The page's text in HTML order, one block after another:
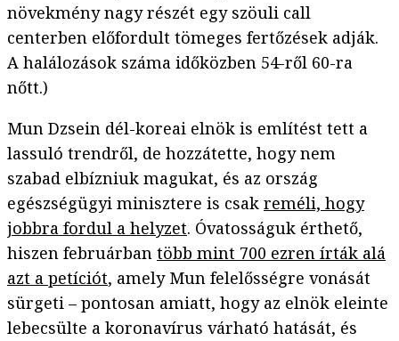
növekmény nagy részét egy szöuli call
centerben előfordult tömeges fertőzések adják.
A halálozások száma időközben 54-ről 60-ra
nőtt.)
Mun Dzsein dél-koreai elnök is említést tett a
lassuló trendről, de hozzátette, hogy nem
szabad elbízniuk magukat, és az ország
egészségügyi minisztere is csak reméli, hogy
jobbra fordul a helyzet. Óvatosságuk érthető,
hiszen februárban több mint 700 ezren írták alá
azt a petíciót, amely Mun felelősségre vonását
sürgeti – pontosan amiatt, hogy az elnök eleinte
lebecsülte a koronavírus várható hatását, és